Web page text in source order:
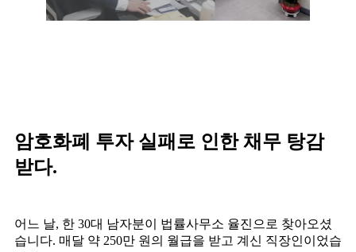
암호화폐 투자 실패로 인한 채무 탕감
받다.
어느 날, 한 30대 남자분이 법률사무소 율진으로 찾아오셨
습니다. 매달 약 250만 원의 월급을 받고 계신 직장인이었습